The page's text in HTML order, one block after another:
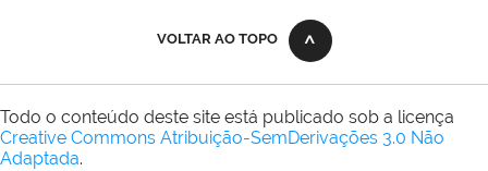
VOLTAR AO TOPO
Todo o conteúdo deste site está publicado sob a licença
Creative Commons Atribuição-SemDerivações 3.0 Não
Adaptada.